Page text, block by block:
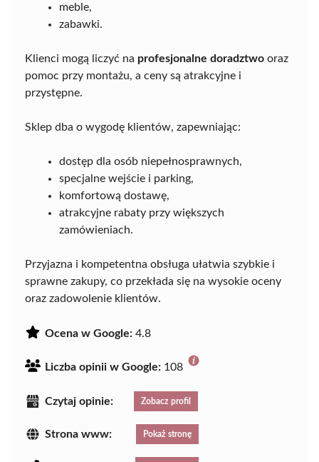
meble,
zabawki.
Klienci mogą liczyć na profesjonalne doradztwo oraz
pomoc przy montażu, a ceny są atrakcyjne i
przystępne.
Sklep dba o wygodę klientów, zapewniając:
dostęp dla osób niepełnosprawnych,
specjalne wejście i parking,
komfortową dostawę,
atrakcyjne rabaty przy większych
zamówieniach.
Przyjazna i kompetentna obsługa ułatwia szybkie i
sprawne zakupy, co przekłada się na wysokie oceny
oraz zadowolenie klientów.
Ocena w Google: 4.8
Liczba opinii w Google: 108
Czytaj opinie: Zobacz profil
Strona www: Pokaż stronę